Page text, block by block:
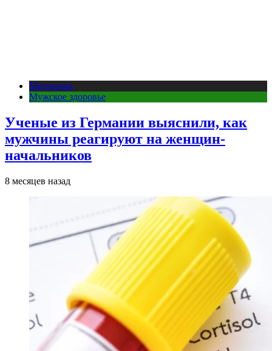
Медицина
Мужское здоровье
Ученые из Германии выяснили, как
мужчины реагируют на женщин-
начальников
8 месяцев назад